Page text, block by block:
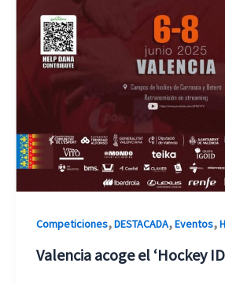
Competiciones,DESTACADA,Eventos,
Valencia acoge el ‘Hockey